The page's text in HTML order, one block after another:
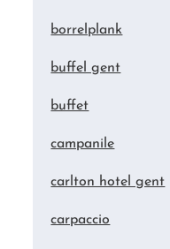
borrelplank
buffel gent
buffet
campanile
carlton hotel gent
carpaccio